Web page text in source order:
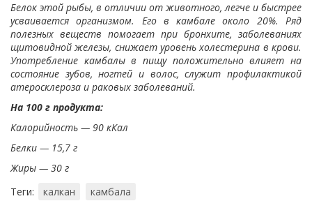
Белок этой рыбы, в отличии от животного, легче и быстрее
усваивается организмом. Его в камбале около 20%. Ряд
полезных веществ помогает при бронхите, заболеваниях
щитовидной железы, снижает уровень холестерина в крови.
Употребление камбалы в пищу положительно влияет на
состояние зубов, ногтей и волос, служит профилактикой
атеросклероза и раковых заболеваний.
На 100 г продукта:
Калорийность — 90 кКал
Белки — 15,7 г
Жиры — 30 г
Теги:
калкан камбала